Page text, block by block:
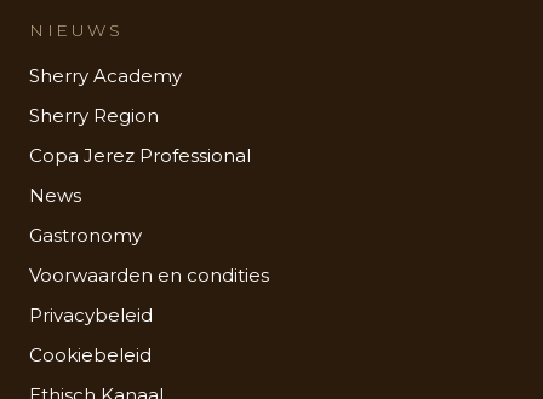
NIEUWS
Sherry Academy
Sherry Region
Copa Jerez Professional
News
Gastronomy
Voorwaarden en condities
Privacybeleid
Cookiebeleid